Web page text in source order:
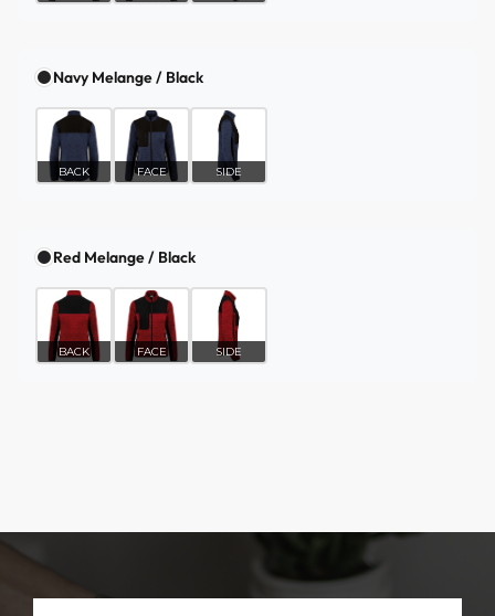
Navy Melange / Black
BACK FACE SIDE
Red Melange / Black
BACK FACE SIDE